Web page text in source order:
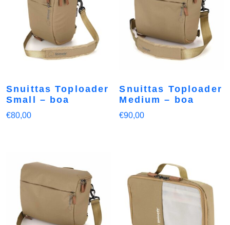
Snuittas Toploader
Small – boa
€80,00
Snuittas Toploader
Medium – boa
€90,00